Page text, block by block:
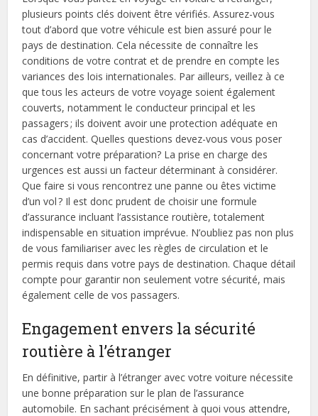
plusieurs points clés doivent être vérifiés. Assurez-vous
tout d’abord que votre véhicule est bien assuré pour le
pays de destination. Cela nécessite de connaître les
conditions de votre contrat et de prendre en compte les
variances des lois internationales. Par ailleurs, veillez à ce
que tous les acteurs de votre voyage soient également
couverts, notamment le conducteur principal et les
passagers ; ils doivent avoir une protection adéquate en
cas d’accident. Quelles questions devez-vous vous poser
concernant votre préparation? La prise en charge des
urgences est aussi un facteur déterminant à considérer.
Que faire si vous rencontrez une panne ou êtes victime
d’un vol ? Il est donc prudent de choisir une formule
d’assurance incluant l’assistance routière, totalement
indispensable en situation imprévue. N’oubliez pas non plus
de vous familiariser avec les règles de circulation et le
permis requis dans votre pays de destination. Chaque détail
compte pour garantir non seulement votre sécurité, mais
également celle de vos passagers.
Engagement envers la sécurité
routière à l’étranger
En définitive, partir à l’étranger avec votre voiture nécessite
une bonne préparation sur le plan de l’assurance
automobile. En sachant précisément à quoi vous attendre,